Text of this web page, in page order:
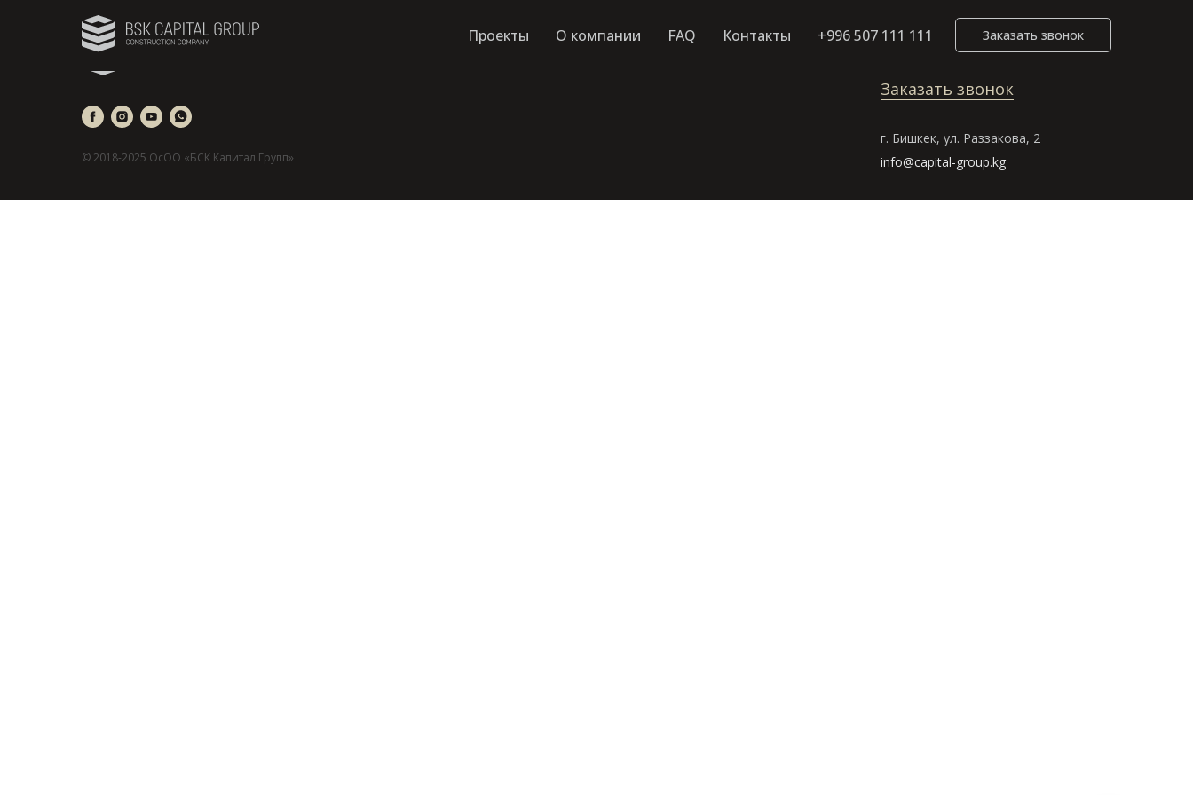
Проекты О компании FAQ Контакты +996 507 111 111 Заказать звонок
© 2018-2025 ОсОО «БСК Капитал Групп»
-
+996 507 111 111
Заказать звонок
г. Бишкек, ул. Раззакова, 2
info@capital-group.kg